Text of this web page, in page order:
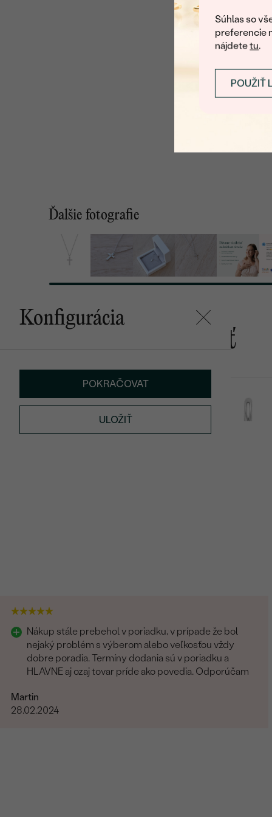
Súhlas so
preferencie
nájdetetu.
POUŽIŤ
Ďalšie fotografie
Konfigurácia
POKRAČOVAT
ULOŽIŤ
Mohlo by sa vám páčiť
od € 139
Nákup stále prebehol v poriadku, v prípade že bol
nejaký problém s výberom alebo veľkosťou vždy
dobre poradia. Termíny dodania sú v poriadku a
HLAVNE aj ozaj tovar príde ako povedia. Odporúčam
Martin
28.02.2024